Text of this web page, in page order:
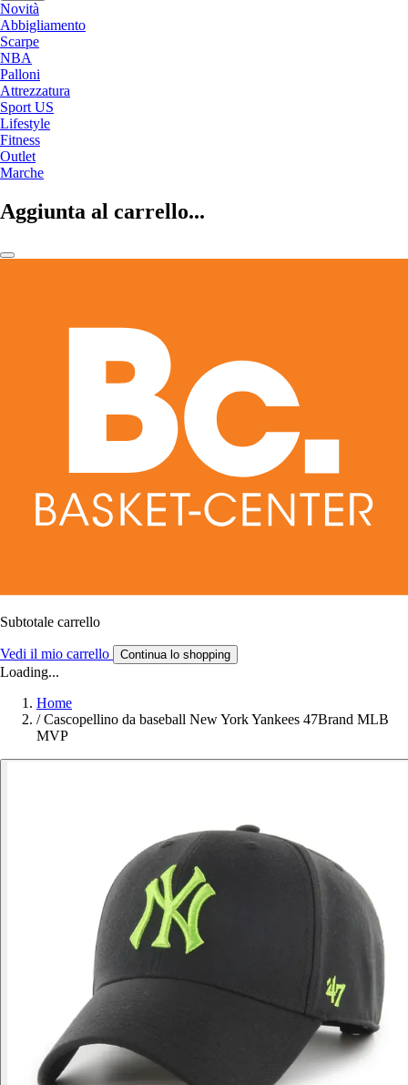
Novità
Abbigliamento
Scarpe
NBA
Palloni
Attrezzatura
Sport US
Lifestyle
Fitness
Outlet
Marche
Aggiunta al carrello...
Subtotale carrello
Vedi il mio carrello Continua lo shopping
Loading...
Home
/ Cascopellino da baseball New York Yankees 47Brand MLB
MVP